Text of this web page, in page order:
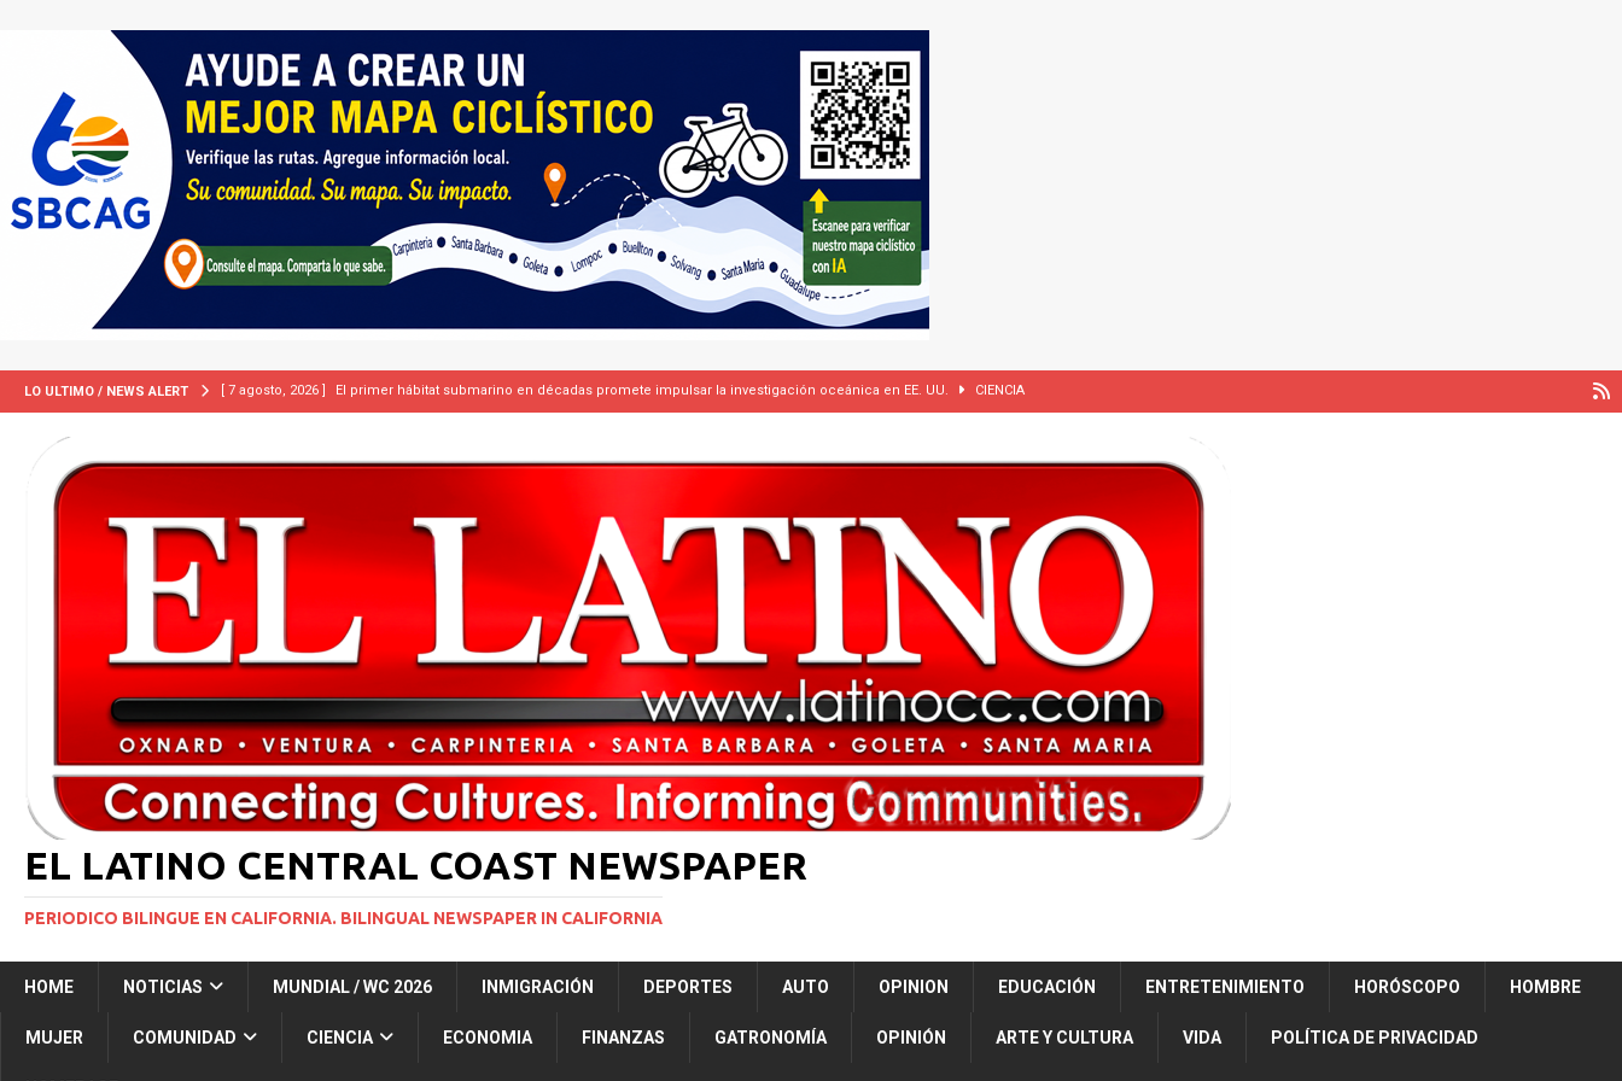
LO ULTIMO / NEWS ALERT [ 7 agosto, 2026 ] ICE equipará a sus agentes con cámaras corporales, pero se reserva el derecho de difundir los videos
[ 7 agosto, 2026 ] Turquía, Pakistán y Arabia Saudí firman pacto de defensa mutua ante escalada de tensiones en Oriente Medio
[ 2 julio, 2024 ] Colombia apaga el ‘efecto Vini’. Brasil 1 – Colombia 1 DEPORTE
Corte Suprema levanta suspensión a ley de Texas que permite a la policía detener a migrantes
INMIGRACIÓN
Potente tormenta invernal desatará la mayor nevada en lo que va del año en California NACIONALES
[ 7 agosto, 2026 ] Simi Valley Man Sentenced to 51 Years to Life for Murdering Girlfriend in Front of Her Children LOCAL
[ 7 agosto, 2026 ] El primer hábitat submarino en décadas promete impulsar la investigación oceánica en EE. UU. CIENCIA
EL LATINO CENTRAL COAST NEWSPAPER
PERIODICO BILINGUE EN CALIFORNIA. BILINGUAL NEWSPAPER IN CALIFORNIA
HOME NOTICIAS MUNDIAL / WC 2026 INMIGRACIÓN DEPORTES AUTO OPINION EDUCACIÓN ENTRETENIMIENTO HORÓSCOPO HOMBRE
MUJER COMUNIDAD CIENCIA ECONOMIA FINANZAS GATRONOMÍA OPINIÓN ARTE Y CULTURA VIDA POLÍTICA DE PRIVACIDAD